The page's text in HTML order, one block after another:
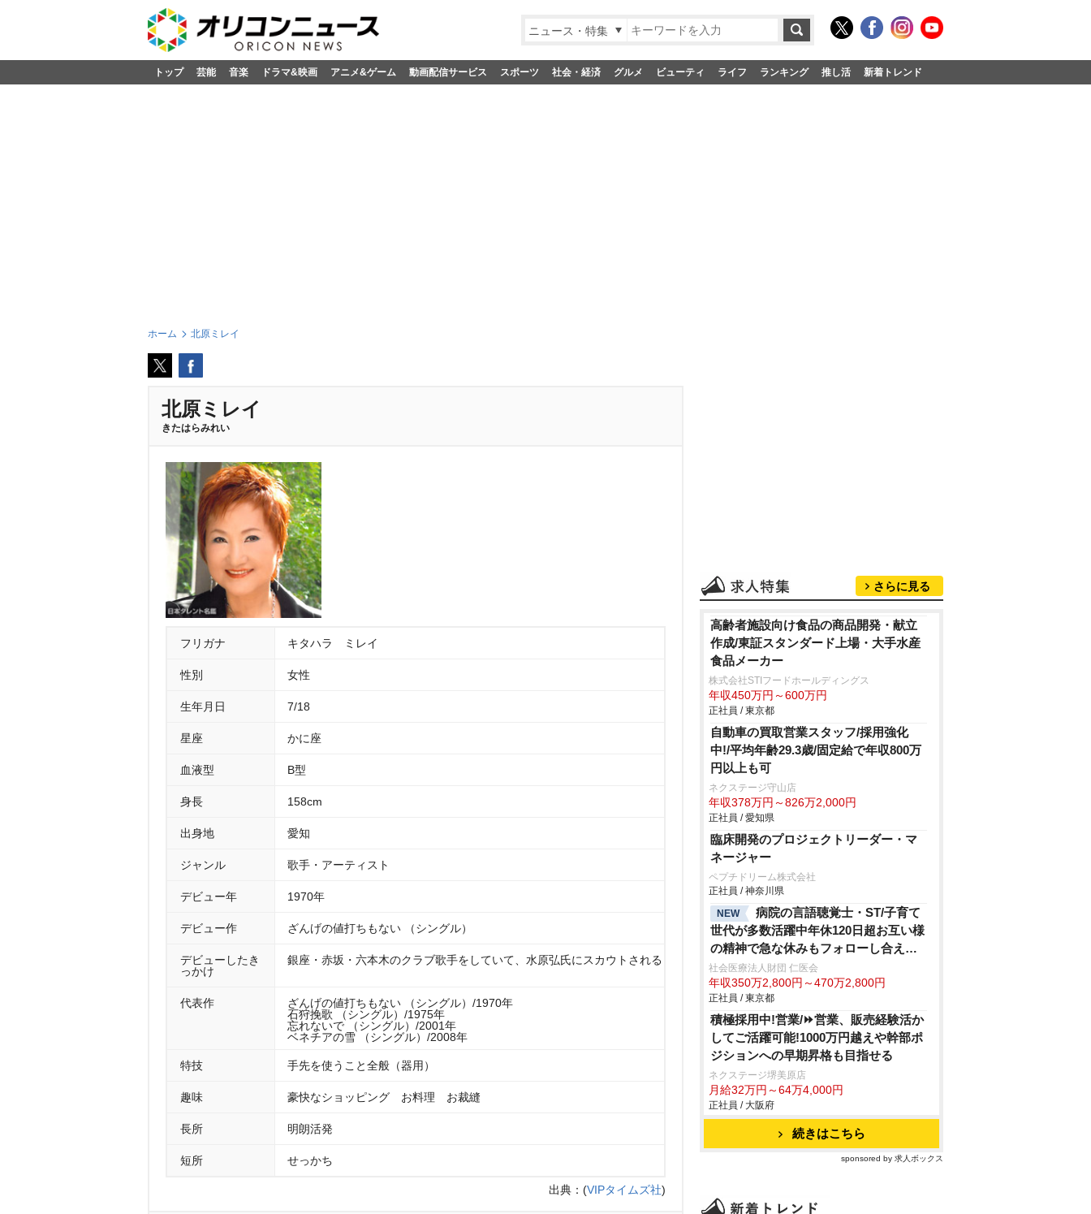
ニュース・特集
トップ 芸能 音楽 ドラマ&映画 アニメ&ゲーム 動画配信サービス スポーツ 社会・経済 グルメ ビューティ ライフ ランキング 推し活 新着トレンド
ホーム 北原ミレイ
北原ミレイ
きたはらみれい
フリガナ キタハラ ミレイ
性別 女性
生年月日 7/18
星座 かに座
血液型 B型
身長 158cm
出身地 愛知
ジャンル 歌手・アーティスト
デビュー年 1970年
デビュー作 ざんげの値打ちもない （シングル）
デビューしたき
っかけ
銀座・赤坂・六本木のクラブ歌手をしていて、水原弘氏にスカウトされる
代表作
ざんげの値打ちもない （シングル）/1970年
石狩挽歌 （シングル）/1975年
忘れないで （シングル）/2001年
ベネチアの雪 （シングル）/2008年
特技 手先を使うこと全般（器用）
趣味 豪快なショッピング お料理 お裁縫
長所 明朗活発
短所 せっかち
出典： (VIPタイムズ社)
さらに見る
高齢者施設向け食品の商品開発・献立
作成/東証スタンダード上場・大手水産
食品メーカー
株式会社STIフードホールディングス
年収450万円～600万円
正社員 / 東京都
自動車の買取営業スタッフ/採用強化
中!/平均年齢29.3歳/固定給で年収800万
円以上も可
ネクステージ守山店
年収378万円～826万2,000円
正社員 / 愛知県
臨床開発のプロジェクトリーダー・マ
ネージャー
ペプチドリーム株式会社
正社員 / 神奈川県
NEW
病院の言語聴覚士・ST/子育て
世代が多数活躍中年休120日超お互い様
の精神で急な休みもフォローし合え
る・家庭と両立しやすい職場
社会医療法人財団 仁医会
年収350万2,800円～470万2,800円
正社員 / 東京都
積極採用中!営業/⏩️営業、販売経験活か
してご活躍可能!1000万円越えや幹部ポ
ジションへの早期昇格も目指せる
ネクステージ堺美原店
月給32万円～64万4,000円
正社員 / 大阪府
続きはこちら
sponsored by 求人ボックス